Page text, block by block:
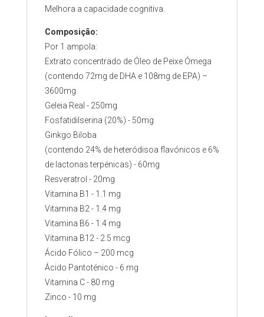
Melhora a capacidade cognitiva.
Composição:
Por 1 ampola:
Extrato concentrado de Óleo de Peixe Ómega
(contendo 72mg de DHA e 108mg de EPA) –
3600mg
Geleia Real - 250mg
Fosfatidilserina (20%) - 50mg
Ginkgo Biloba
(contendo 24% de heteródisoa flavónicos e 6%
de lactonas terpénicas) - 60mg
Resveratrol - 20mg
Vitamina B1 - 1.1 mg
Vitamina B2 - 1.4 mg
Vitamina B6 - 1.4 mg
Vitamina B12 - 2.5 mcg
Ácido Fólico – 200 mcg
Ácido Pantoténico - 6 mg
Vitamina C - 80 mg
Zinco - 10 mg